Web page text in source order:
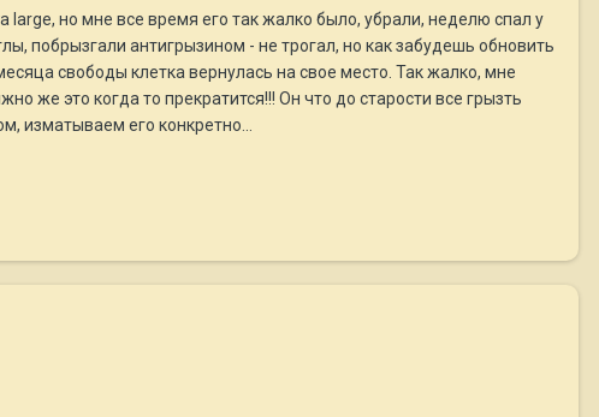
но мне все время его так жалко было, убрали, неделю спал у
побрызгали антигрызином - не трогал, но как забудешь обновить
свободы клетка вернулась на свое место. Так жалко, мне
же это когда то прекратится!!! Он что до старости все грызть
изматываем его конкретно...